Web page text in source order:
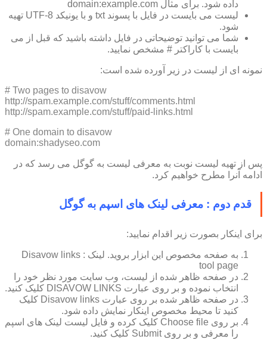
داده شود. برای مثال domain:example.com
لیست می بایست در فایل با پسوند txt و با یونیکد UTF-8 تهیه
شود.
شما می توانید توضیحاتی در فایل داشته باشید که قبل از می
بایست با کاراکتر # مشخص نمایید.
نمونه ای از لیست در زیر آورده شده است:
# Two pages to disavow
http://spam.example.com/stuff/comments.html
http://spam.example.com/stuff/paid-links.html
# One domain to disavow
domain:shadyseo.com
پس از تهیه لیست نوبت به معرفی لیست به گوگل می رسد که در
ادامه آنرا مطرح خواهیم کرد.
قدم دوم : معرفی لینک های اسپم به گوگل
برای اینکار بصورت زیر اقدام نمایید:
به صفحه مخصوص این ابزار بروید. لینک : Disavow links
tool page
در صفحه ظاهر شده از لیست، وب سایت مورد نظر خود را
انتخاب نموده و بر روی عبارت DISAVOW LINKS کلیک کنید.
در صفحه ظاهر شده بر روی عبارت Disavow links کلیک
کنید تا محیط مخصوص اینکار نمایش داده شود.
بر روی Choose file کلیک کرده و فایل لیست لینک های اسپم
را معرفی و بر روی Submit کلیک کنید.